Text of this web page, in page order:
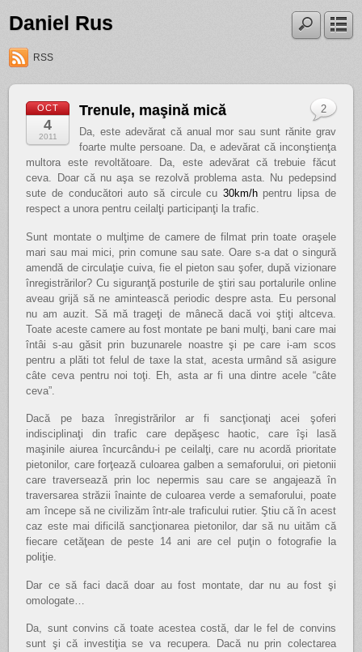
Daniel Rus
RSS
OCT
4
2011
Trenule, maşină mică
Da, este adevărat că anual mor sau sunt rănite grav
foarte multe persoane. Da, e adevărat că inconştienţa
multora este revoltătoare. Da, este adevărat că trebuie făcut
ceva. Doar că nu aşa se rezolvă problema asta. Nu pedepsind
sute de conducători auto să circule cu 30km/hpentru lipsa de
respect a unora pentru ceilalţi participanţi la trafic.
Sunt montate o mulţime de camere de filmat prin toate oraşele
mari sau mai mici, prin comune sau sate. Oare s-a dat o singură
amendă de circulaţie cuiva, fie el pieton sau şofer, după vizionare
înregistrărilor? Cu siguranţă posturile de ştiri sau portalurile online
aveau grijă să ne amintească periodic despre asta. Eu personal
nu am auzit. Să mă trageţi de mânecă dacă voi ştiţi altceva.
Toate aceste camere au fost montate pe bani mulţi, bani care mai
întâi s-au găsit prin buzunarele noastre şi pe care i-am scos
pentru a plăti tot felul de taxe la stat, acesta urmând să asigure
câte ceva pentru noi toţi. Eh, asta ar fi una dintre acele “câte
ceva”.
Dacă pe baza înregistrărilor ar fi sancţionaţi acei şoferi
indisciplinaţi din trafic care depăşesc haotic, care îşi lasă
maşinile aiurea încurcându-i pe ceilalţi, care nu acordă prioritate
pietonilor, care forţează culoarea galben a semaforului, ori pietonii
care traversează prin loc nepermis sau care se angajează în
traversarea străzii înainte de culoarea verde a semaforului, poate
am începe să ne civilizăm într-ale traficului rutier. Ştiu că în acest
caz este mai dificilă sancţionarea pietonilor, dar să nu uităm că
fiecare cetăţean de peste 14 ani are cel puţin o fotografie la
poliţie.
Dar ce să faci dacă doar au fost montate, dar nu au fost şi
omologate…
Da, sunt convins că toate acestea costă, dar le fel de convins
sunt şi că investiţia se va recupera. Dacă nu prin colectarea
2